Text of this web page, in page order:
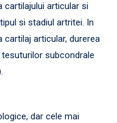
cartilajului articular si
si stadiul artritei. In
cartilaj articular, durerea
subcondrale
dar cele mai